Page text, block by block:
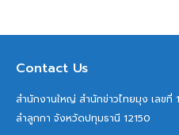
Contact Us
สำนักงานใหญ่ สำนักข่าวไทยมุง เลข
ลำลูกกา จังหวัดปทุมธานี 12150